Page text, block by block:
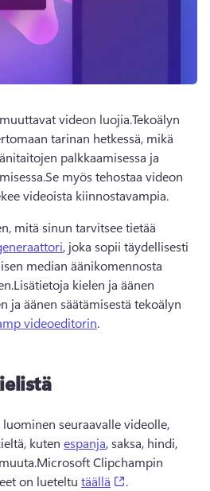
videon luojia.Tekoälyn
tarinan hetkessä, mikä
palkkaamisessa ja
Se myös tehostaa videon
videoista kiinnostavampia.
mitä sinun tarvitsee tietää
, joka sopii täydellisesti
median äänikomennosta
Lisätietoja kielen ja äänen
ja äänen säätämisestä tekoälyn
videoeditorin.
seuraavalle videolle,
kuten espanja, saksa, hindi,
Microsoft Clipchampin
on lueteltu täällä .